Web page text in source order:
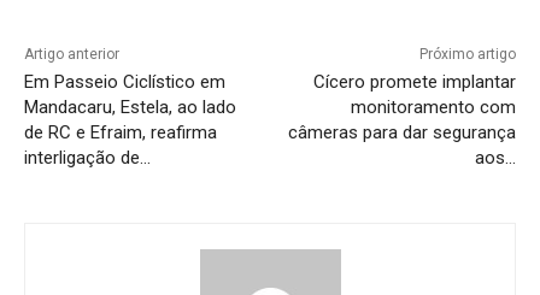
Artigo anterior
Em Passeio Ciclístico em
Mandacaru, Estela, ao lado
de RC e Efraim, reafirma
interligação de…
Próximo artigo
Cícero promete implantar
monitoramento com
câmeras para dar segurança
aos…